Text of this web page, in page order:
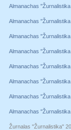
Almanachas
Almanachas
Almanachas
Almanachas
Almanachas
Almanachas
Almanachas
Almanachas
Žurnalas "Žurnalistika"